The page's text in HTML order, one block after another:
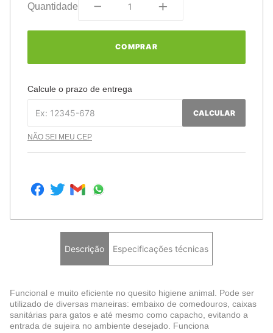
Quantidade
COMPRAR
Calcule o prazo de entrega
CALCULAR
NÃO SEI MEU CEP
Descrição Especificações técnicas
Funcional e muito eficiente no quesito higiene animal. Pode ser
utilizado de diversas maneiras: embaixo de comedouros, caixas
sanitárias para gatos e até mesmo como capacho, evitando a
entrada de sujeira no ambiente desejado. Funciona